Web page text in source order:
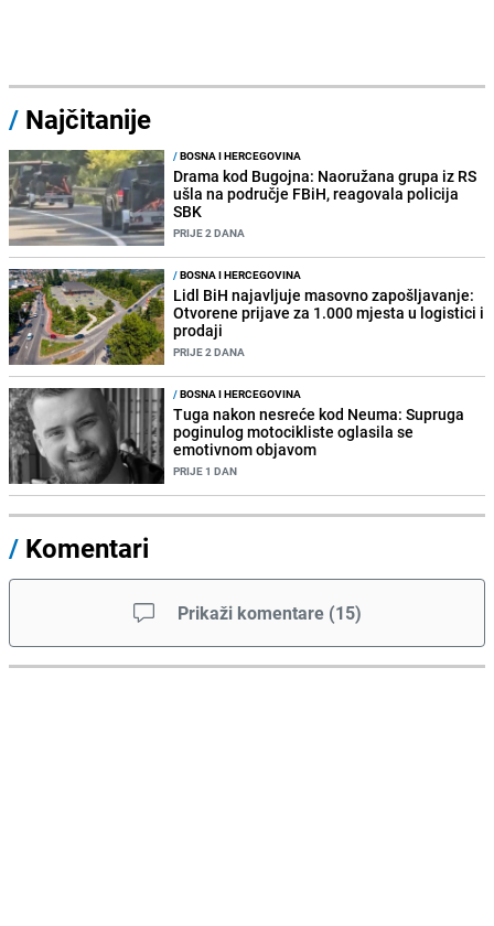
/ Najčitanije
/BOSNA I HERCEGOVINA
Drama kod Bugojna: Naoružana grupa iz RS
ušla na područje FBiH, reagovala policija
SBK
PRIJE 2 DANA
/BOSNA I HERCEGOVINA
Lidl BiH najavljuje masovno zapošljavanje:
Otvorene prijave za 1.000 mjesta u logistici i
prodaji
PRIJE 2 DANA
/BOSNA I HERCEGOVINA
Tuga nakon nesreće kod Neuma: Supruga
poginulog motocikliste oglasila se
emotivnom objavom
PRIJE 1 DAN
/ Komentari
Prikaži komentare (15)